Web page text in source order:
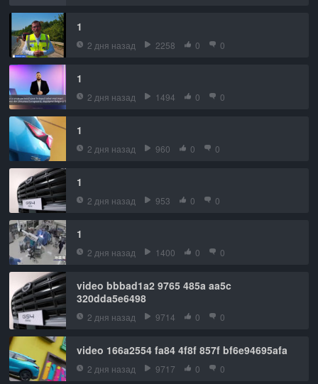
1
2 дня назад 2258 0 0
1
2 дня назад 1494 0 0
1
2 дня назад 960 0 0
1
2 дня назад 953 0 0
1
2 дня назад 1400 0 0
video bbbad1a2 9765 485a aa5c
320dda5e6498
2 дня назад 9714 0 0
video 166a2554 fa84 4f8f 857f bf6e94695afa
2 дня назад 9717 0 0